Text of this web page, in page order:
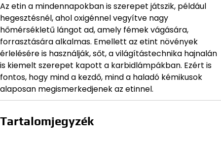
Az etin a mindennapokban is szerepet játszik, például
hegesztésnél, ahol oxigénnel vegyítve nagy
hőmérsékletű lángot ad, amely fémek vágására,
forrasztására alkalmas. Emellett az etint növények
érlelésére is használják, sőt, a világítástechnika hajnalán
is kiemelt szerepet kapott a karbidlámpákban. Ezért is
fontos, hogy mind a kezdő, mind a haladó kémikusok
alaposan megismerkedjenek az etinnel.
Tartalomjegyzék